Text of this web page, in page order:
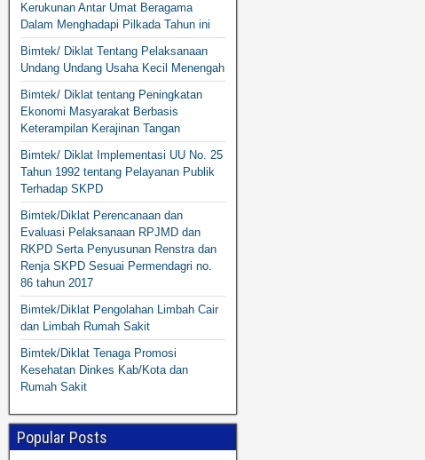
Kerukunan Antar Umat Beragama
Dalam Menghadapi Pilkada Tahun ini
Bimtek/ Diklat Tentang Pelaksanaan
Undang Undang Usaha Kecil Menengah
Bimtek/ Diklat tentang Peningkatan
Ekonomi Masyarakat Berbasis
Keterampilan Kerajinan Tangan
Bimtek/ Diklat Implementasi UU No. 25
Tahun 1992 tentang Pelayanan Publik
Terhadap SKPD
Bimtek/Diklat Perencanaan dan
Evaluasi Pelaksanaan RPJMD dan
RKPD Serta Penyusunan Renstra dan
Renja SKPD Sesuai Permendagri no.
86 tahun 2017
Bimtek/Diklat Pengolahan Limbah Cair
dan Limbah Rumah Sakit
Bimtek/Diklat Tenaga Promosi
Kesehatan Dinkes Kab/Kota dan
Rumah Sakit
Popular Posts